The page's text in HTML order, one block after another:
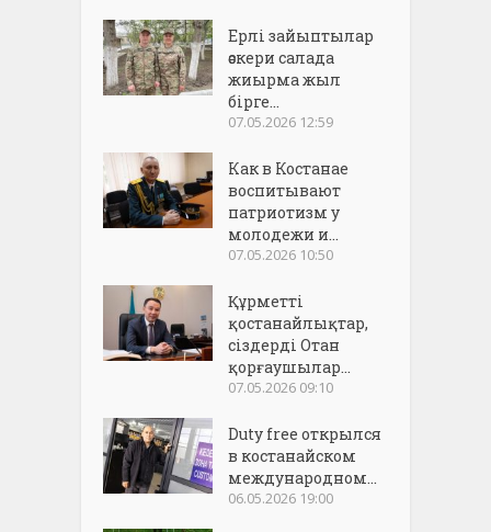
Ерлі зайыптылар
әскери салада
жиырма жыл
бірге...
07.05.2026 12:59
Как в Костанае
воспитывают
патриотизм у
молодежи и...
07.05.2026 10:50
Құрметті
қостанайлықтар,
сіздерді Отан
қорғаушылар...
07.05.2026 09:10
Duty free открылся
в костанайском
международном...
06.05.2026 19:00